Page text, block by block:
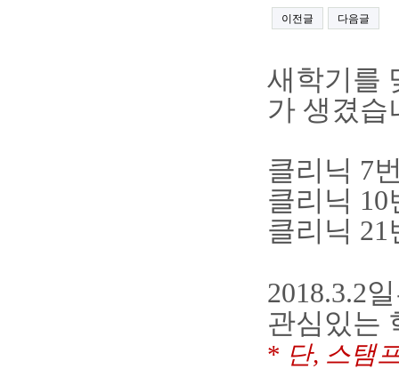
이전글 다음글
새학기를
가 생겼습
클리닉 7
클리닉
클리닉
2018.3.2
관심있는
* 단, 스탬